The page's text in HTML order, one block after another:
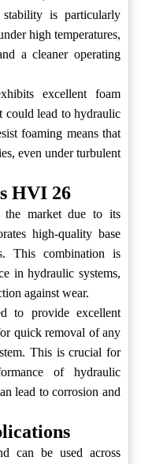
stability is particularly
high temperatures,
a cleaner operating
excellent foam
could lead to hydraulic
foaming means that
even under turbulent
HVI 26
market due to its
high-quality base
This combination is
in hydraulic systems,
against wear.
to provide excellent
quick removal of any
This is crucial for
of hydraulic
lead to corrosion and
can be used across